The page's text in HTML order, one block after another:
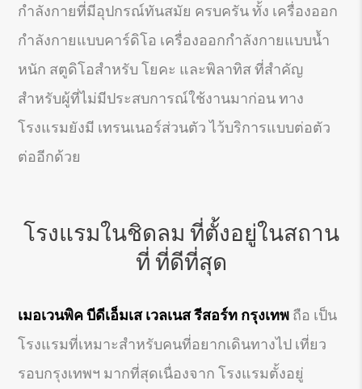
กำลังกายที่มีอุปกรณ์ทันสมัย ครบครัน ทั้ง เครื่องออก
กำลังกายแบบคาร์ดิโอ เครื่องออกกำลังกายแบบน้ำ
หนัก สตูดิโอสำหรับ โยคะ และพิลาทิส ที่สำคัญ
สำหรับผู้ที่ไม่มีประสบการณ์ใช้งานมาก่อน ทาง
โรงแรมยังมี เทรนเนอร์ส่วนตัว ไว้บริการแบบต่อตัว
ต่ออีกด้วย
โรงแรมในชิดลม ที่ตั้งอยู่ในสถาน
ที่ ที่ดีที่สุด
เมอเวนพิค บีดีเอ็มเส เวลเนส รีสอร์ท กรุงเทพ ถือ เป็น
โรงแรมที่เหมาะสำหรับคนที่อยากเดินทางไป เที่ยว
รอบกรุงเทพฯ มากที่สุดเนื่องจาก โรงแรมตั้งอยู่